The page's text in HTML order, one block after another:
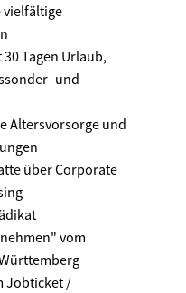
vielfältige
Tagen Urlaub,
und
Altersvorsorge und
über Corporate
vom
Jobticket /